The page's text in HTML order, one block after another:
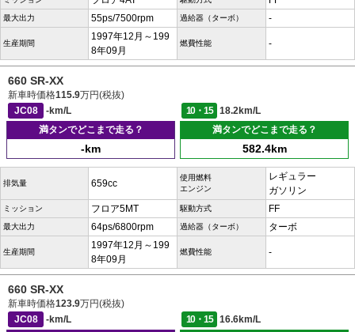
最大出力 55ps/7500rpm 過給器（ターボ） -
生産期間
1997年12月～199
8年09月
燃費性能 -
660 SR-XX
新車時価格115.9万円(税抜)
JC08
-km/L 10・15
18.2km/L
満タンでどこまで走る？
-km
満タンでどこまで走る？
582.4km
排気量 659cc
使用燃料
エンジン
レギュラー
ガソリン
ミッション フロア5MT 駆動方式 FF
最大出力 64ps/6800rpm 過給器（ターボ） ターボ
生産期間
1997年12月～199
8年09月
燃費性能 -
660 SR-XX
新車時価格123.9万円(税抜)
JC08
-km/L 10・15
16.6km/L